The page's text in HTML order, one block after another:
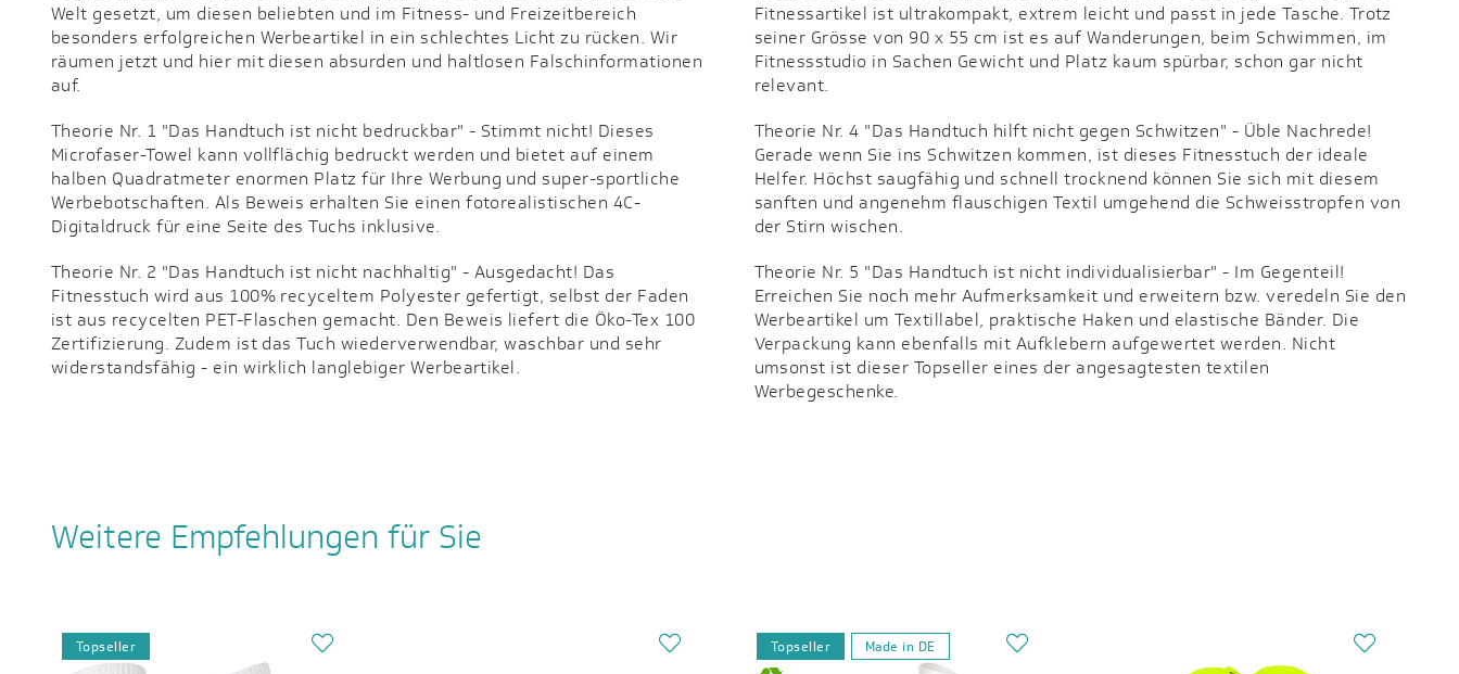
Welt gesetzt, um diesen beliebten und im Fitness- und Freizeitbereich
besonders erfolgreichen Werbeartikel in ein schlechtes Licht zu rücken. Wir
räumen jetzt und hier mit diesen absurden und haltlosen Falschinformationen
auf.
Theorie Nr. 1 "Das Handtuch ist nicht bedruckbar" - Stimmt nicht! Dieses
Microfaser-Towel kann vollflächig bedruckt werden und bietet auf einem
halben Quadratmeter enormen Platz für Ihre Werbung und super-sportliche
Werbebotschaften. Als Beweis erhalten Sie einen fotorealistischen 4C-
Digitaldruck für eine Seite des Tuchs inklusive.
Theorie Nr. 2 "Das Handtuch ist nicht nachhaltig" - Ausgedacht! Das
Fitnesstuch wird aus 100% recyceltem Polyester gefertigt, selbst der Faden
ist aus recycelten PET-Flaschen gemacht. Den Beweis liefert die Öko-Tex 100
Zertifizierung. Zudem ist das Tuch wiederverwendbar, waschbar und sehr
widerstandsfähig - ein wirklich langlebiger Werbeartikel.
Fitnessartikel ist ultrakompakt, extrem leicht und passt in jede Tasche. Trotz
seiner Grösse von 90 x 55 cm ist es auf Wanderungen, beim Schwimmen, im
Fitnessstudio in Sachen Gewicht und Platz kaum spürbar, schon gar nicht
relevant.
Theorie Nr. 4 "Das Handtuch hilft nicht gegen Schwitzen" - Üble Nachrede!
Gerade wenn Sie ins Schwitzen kommen, ist dieses Fitnesstuch der ideale
Helfer. Höchst saugfähig und schnell trocknend können Sie sich mit diesem
sanften und angenehm flauschigen Textil umgehend die Schweisstropfen von
der Stirn wischen.
Theorie Nr. 5 "Das Handtuch ist nicht individualisierbar" - Im Gegenteil!
Erreichen Sie noch mehr Aufmerksamkeit und erweitern bzw. veredeln Sie den
Werbeartikel um Textillabel, praktische Haken und elastische Bänder. Die
Verpackung kann ebenfalls mit Aufklebern aufgewertet werden. Nicht
umsonst ist dieser Topseller eines der angesagtesten textilen
Werbegeschenke.
Weitere Empfehlungen für Sie
Topseller Topseller Made in DE